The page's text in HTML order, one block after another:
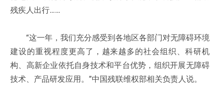
残疾人出行……
“这一年，我们充分感受到各地区各部门对无障碍环境
建设的重视程度更高了，越来越多的社会组织、科研机
构、高新企业依托自身技术和平台优势，组织开展无障碍
技术、产品研发应用。”中国残联维权部相关负责人说。